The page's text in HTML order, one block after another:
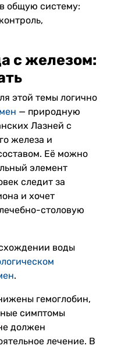
в общую систему:
с железом:
этой темы логично
— природную
Лазней с
железа и
Её можно
элемент
следит за
и хочет
столовую
воды
.
гемоглобин,
симптомы
должен
лечение. В